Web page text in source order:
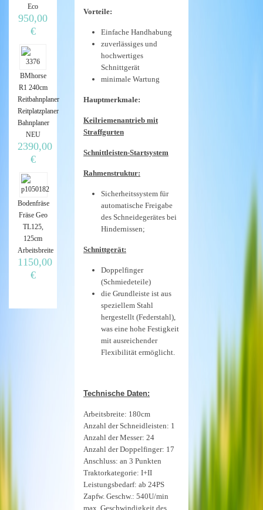
Vorteile:
Einfache Handhabung
zuverlässiges und
hochwertiges
Schnittgerät
minimale Wartung
Hauptmerkmale:
Keilriemenantrieb mit
Straffgurten
Schnittleisten-Startsystem
Rahmenstruktur:
Sicherheitssystem für
automatische Freigabe
des Schneidegerätes bei
Hindernissen;
Schnittgerät:
Doppelfinger
(Schmiedeteile)
die Grundleiste ist aus
speziellem Stahl
hergestellt (Federstahl),
was eine hohe Festigkeit
mit ausreichender
Flexibilität ermöglicht.
Technische Daten:
Arbeitsbreite: 180cm
Anzahl der Schneidleisten: 1
Anzahl der Messer: 24
Anzahl der Doppelfinger: 17
Anschluss: an 3 Punkten
Traktorkategorie: I+II
Leistungsbedarf: ab 24PS
Zapfw. Geschw.: 540U/min
max. Geschwindigkeit des
Eco
950,00
€
BMhorse
R1 240cm
Reitbahnplaner
Reitplatzplaner
Bahnplaner
NEU
2390,00
€
Bodenfräse
Fräse Geo
TL125,
125cm
Arbeitsbreite
1150,00
€